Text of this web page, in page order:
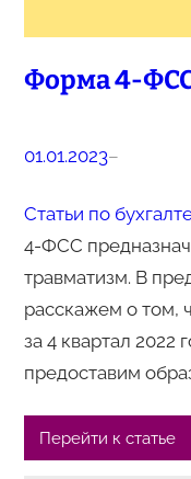
Форма 4-ФСС
01.01.2023–
Статьи по
4-ФСС
травматизм. В
расскажем о том,
за 4 квартал 2022
предоставим
Перейти к статье